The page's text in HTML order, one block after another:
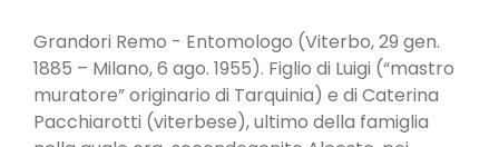
Grandori Remo - Entomologo (Viterbo, 29 gen.
1885 – Milano, 6 ago. 1955). Figlio di Luigi (“mastro
muratore” originario di Tarquinia) e di Ca­terina
Pacchiarotti (viterbese), ultimo della famiglia